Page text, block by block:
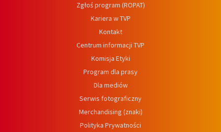
Zgłoś program (ROPAT)
Kariera w TVP
Kontakt
Centrum informacji TVP
Komisja Etyki
Program dla prasy
Dla mediów
Serwis fotograficzny
Merchandising (znaki)
Polityka Prywatności